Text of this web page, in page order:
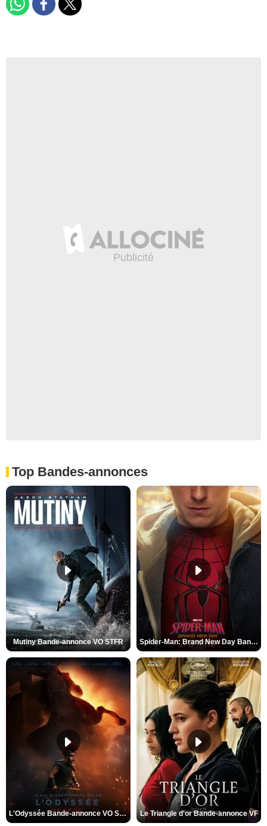
Top Bandes-annonces
Mutiny Bande-annonce VO STFR Spider-Man: Brand New Day Bande-annonce VO STFR
L'Odyssée Bande-annonce VO STFR Le Triangle d'or Bande-annonce VF